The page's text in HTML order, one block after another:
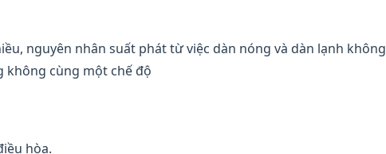
nguyên nhân suất phát từ việc dàn nóng và dàn lạnh không
không cùng một chế độ
hòa.